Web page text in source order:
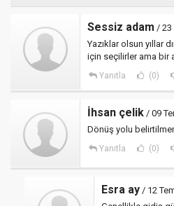
Sessiz adam / 23
Yazıklar olsun yıllar
için seçilirler ama bir
Yanıtla (0)
İhsan çelik / 09
Dönüş yolu
Yanıtla (0)
Esra ay / 12